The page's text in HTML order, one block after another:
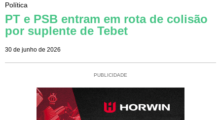
Política
PT e PSB entram em rota de colisão
por suplente de Tebet
30 de junho de 2026
PUBLICIDADE